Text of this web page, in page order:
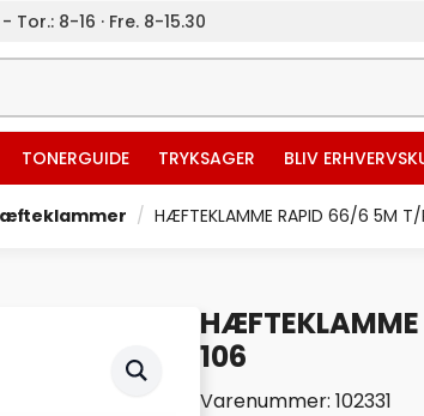
Tor.: 8-16 · Fre. 8-15.30
TONERGUIDE TRYKSAGER BLIV
HÆFTEKLAMME RAPID 66/6 5M
106
Varenummer: 102331